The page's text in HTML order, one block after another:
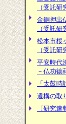
（受託研
金銅押出
（受託研
松本市桜
（受託研
平安時代
－仏功徳
「太鼓
遺構の取
〔研究